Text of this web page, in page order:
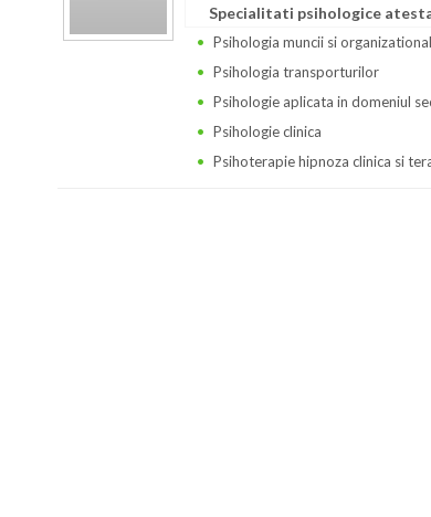
Specialitati psihologice
Psihologia muncii si
Psihologia transporturilor
Psihologie aplicata in domeniul
Psihologie clinica
Psihoterapie hipnoza clinica si